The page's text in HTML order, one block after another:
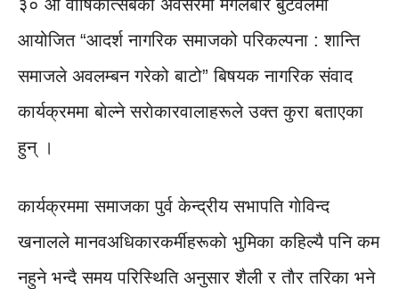
३० औं वार्षिकोत्सबका अवसरमा मंगलबार बुटवलमा
आयोजित “आदर्श नागरिक समाजको परिकल्पना : शान्ति
समाजले अवलम्बन गरेको बाटो” बिषयक नागरिक संवाद
कार्यक्रममा बाेल्ने सराेकारवालाहरूले उक्त कुरा बताएका
हुन् ।
कार्यक्रममा समाजका पुर्व केन्द्रीय सभापति गाेविन्द
खनालले मानवअधिकारकर्मीहरूकाे भुमिका कहिल्यै पनि कम
नहुने भन्दै समय परिस्थिति अनुसार शैली र ताैर तरिका भने